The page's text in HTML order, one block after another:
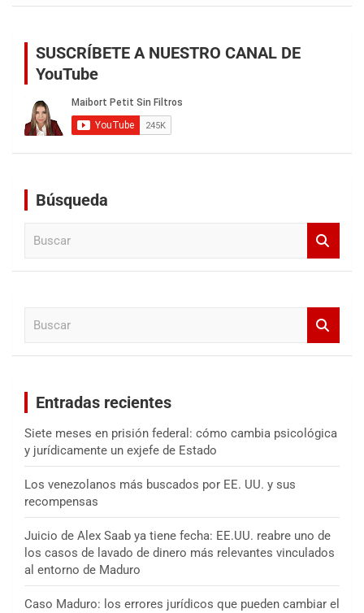
SUSCRÍBETE A NUESTRO CANAL DE
YouTube
Búsqueda
Entradas recientes
Siete meses en prisión federal: cómo cambia psicológica
y jurídicamente un exjefe de Estado
Los venezolanos más buscados por EE. UU. y sus
recompensas
Juicio de Alex Saab ya tiene fecha: EE.UU. reabre uno de
los casos de lavado de dinero más relevantes vinculados
al entorno de Maduro
Caso Maduro: los errores jurídicos que pueden cambiar el